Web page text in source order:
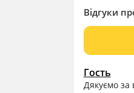
поєднують
Мережа
більшій
«A-optica»
Відгуки
Гость
Дякуємо за